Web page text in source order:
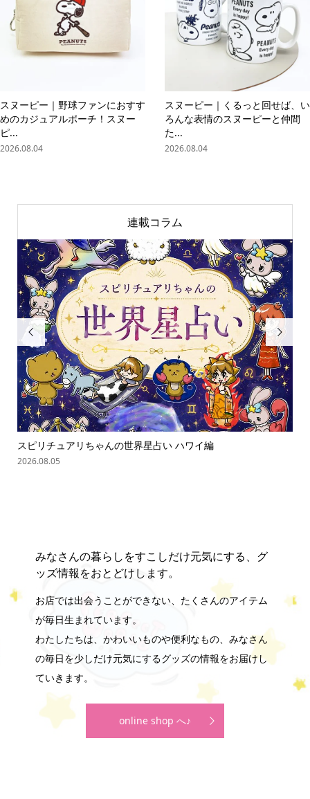
スヌーピー｜野球ファンにおすす
めのカジュアルポーチ！スヌー
ピ...
2026.08.04
スヌーピー｜くるっと回せば、い
ろんな表情のスヌーピーと仲間
た...
2026.08.04
連載コラム

スピリチュアリちゃんの世界星占い ハワイ編
2026.08.05

みなさんの暮らしをすこしだけ元気にする、グ
ッズ情報をおとどけします。
お店では出会うことができない、たくさんのアイテム
が毎日生まれています。
わたしたちは、かわいいものや便利なもの、みなさん
の毎日を少しだけ元気にするグッズの情報をお届けし
ていきます。
online shop へ♪